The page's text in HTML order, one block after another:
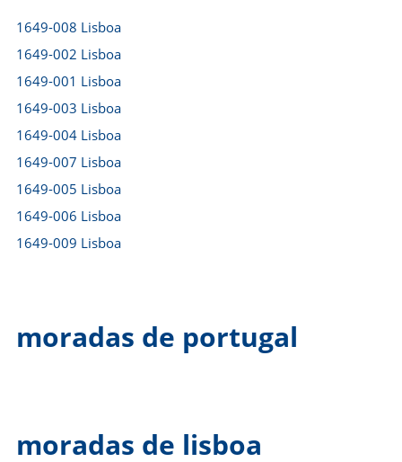
1649-008 Lisboa
1649-002 Lisboa
1649-001 Lisboa
1649-003 Lisboa
1649-004 Lisboa
1649-007 Lisboa
1649-005 Lisboa
1649-006 Lisboa
1649-009 Lisboa
moradas de portugal
moradas de lisboa